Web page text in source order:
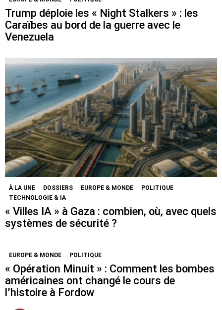
Trump déploie les « Night Stalkers » : les
Caraïbes au bord de la guerre avec le
Venezuela
À LA UNE DOSSIERS EUROPE & MONDE
POLITIQUE
TECHNOLOGIE & IA
« Villes IA » à Gaza : combien, où, avec quels
systèmes de sécurité ?
EUROPE & MONDE POLITIQUE
« Opération Minuit » : Comment les bombes
américaines ont changé le cours de
l’histoire à Fordow